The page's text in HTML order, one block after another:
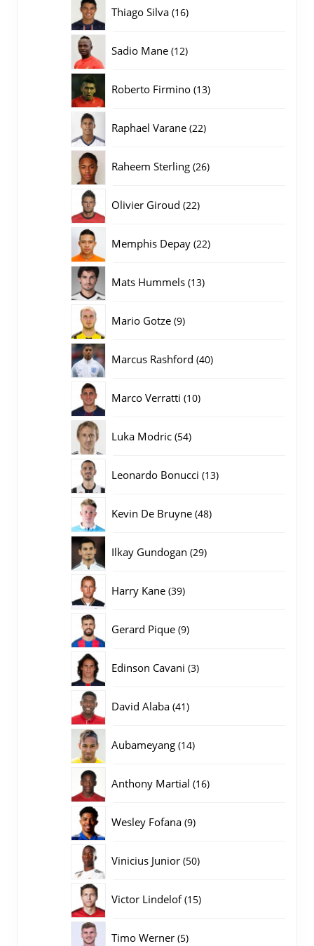
Thiago Silva 1616
Sadio Mane 1212
Roberto Firmino 1313
Raphael Varane 2222
Raheem Sterling 2626
Olivier Giroud 2222
Memphis Depay 2222
Mats Hummels 1313
Mario Gotze 99
Marcus Rashford 4040
Marco Verratti 1010
Luka Modric 5454
Leonardo Bonucci 1313
Kevin De Bruyne 4848
Ilkay Gundogan 2929
Harry Kane 3939
Gerard Pique 99
Edinson Cavani 33
David Alaba 4141
Aubameyang 1414
Anthony Martial 1616
Wesley Fofana 99
Vinicius Junior 5050
Victor Lindelof 1515
Timo Werner 55